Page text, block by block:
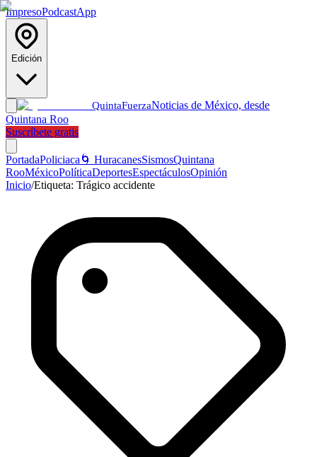
ImpresoPodcastApp
Edición
QuintaFuerzaNoticias de México, desde
Quintana Roo
Suscríbete gratis
PortadaPoliciaca 🌀 HuracanesSismosQuintana
RooMéxicoPolíticaDeportesEspectáculosOpinión
Inicio/Etiqueta: Trágico accidente